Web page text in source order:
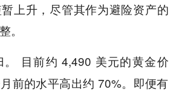
上升，尽管其作为避险资产的
。
。 目前约 4,490 美元的黄金价
前的水平高出约 70%。即便有